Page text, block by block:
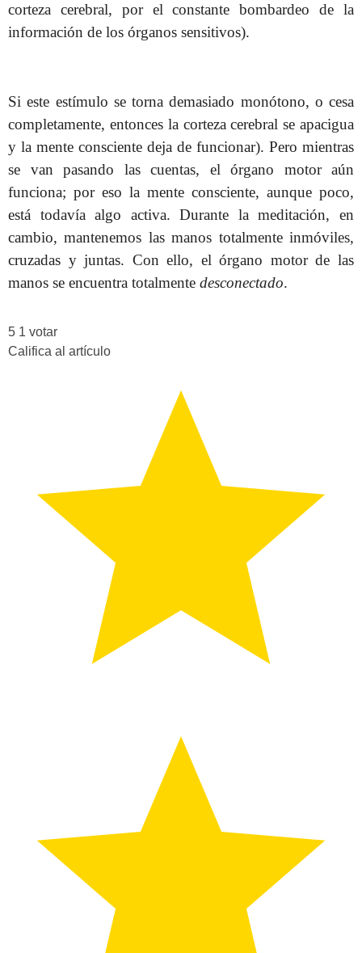
corteza cerebral, por el constante bombardeo de la
información de los órganos sensitivos).
Si este estímulo se torna demasiado monótono, o cesa
completamente, entonces la corteza cerebral se apacigua
y la mente consciente deja de funcionar). Pero mientras
se van pasando las cuentas, el órgano motor aún
funciona; por eso la mente consciente, aunque poco,
está todavía algo activa. Durante la meditación, en
cambio, mantenemos las manos totalmente inmóviles,
cruzadas y juntas. Con ello, el órgano motor de las
manos se encuentra totalmente desconectado.
5 1 votar
Califica al artículo